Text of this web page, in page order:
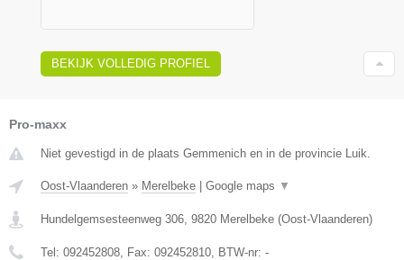
BEKIJK VOLLEDIG PROFIEL
Pro-maxx
Niet gevestigd in de plaats Gemmenich en in de provincie Luik.
Oost-Vlaanderen » Merelbeke | Google maps ▼
Hundelgemsesteenweg 306 9820 Merelbeke (Oost-Vlaanderen)
Tel: 092452808 , Fax: 092452810 , BTW-nr: -